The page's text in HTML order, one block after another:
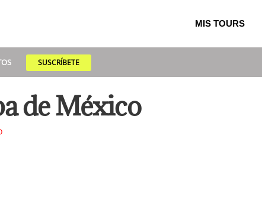
MIS TOURS
SUSCRÍBETE
de México